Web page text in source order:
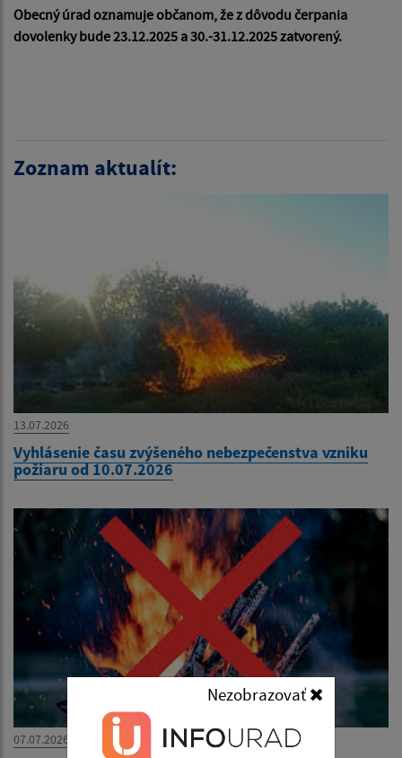
Nezobrazovať
Obecný úrad oznamuje občanom, že z dôvodu čerpania
dovolenky bude 23.12.2025 a 30.-31.12.2025 zatvorený.
Zoznam aktualít:
13.07.2026
Vyhlásenie času zvýšeného nebezpečenstva vzniku
požiaru od 10.07.2026
07.07.2026